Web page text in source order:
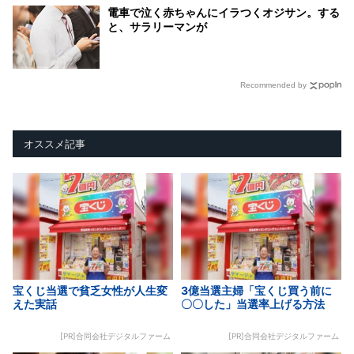
電車で泣く赤ちゃんにイラつくオジサン。する
と、サラリーマンが
Recommended by
オススメ記事
宝くじ当選で貧乏女性が人生変
えた実話
[PR]合同会社デジタルファーム
3億当選主婦「宝くじ買う前に
〇〇した」当選率上げる方法
[PR]合同会社デジタルファーム